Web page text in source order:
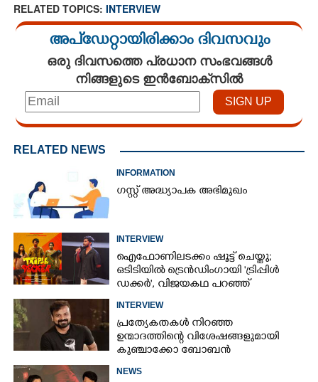
RELATED TOPICS: INTERVIEW
അപ്ഡേറ്റായിരിക്കാം ദിവസവും
ഒരു ദിവസത്തെ പ്രധാന സംഭവങ്ങൾ
നിങ്ങളുടെ ഇൻബോക്സിൽ
RELATED NEWS
INFORMATION
ഗസ്റ്റ് അദ്ധ്യാപക അഭിമുഖം
INTERVIEW
ഐഫോണിലടക്കം ഷൂട്ട് ചെയ്തു;
ഒടിടിയിൽ ട്രെൻഡിംഗായി 'ട്രിപ്പിൾ
ഡക്കർ',​ വിജയകഥ പറഞ്ഞ്
INTERVIEW
പ്രത്യേകതകൾ നിറഞ്ഞ
ഉന്മാദത്തിന്റെ വിശേഷങ്ങളുമായി
കുഞ്ചാക്കോ ബോബൻ
NEWS